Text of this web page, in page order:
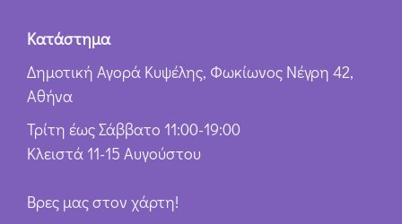
Κατάστημα
Δημοτική Αγορά Κυψέλης, Φωκίωνος Νέγρη 42,
Αθήνα
Τρίτη έως Σάββατο 11:00-19:00
Κλειστά 11-15 Αυγούστου
Βρες μας στον χάρτη!